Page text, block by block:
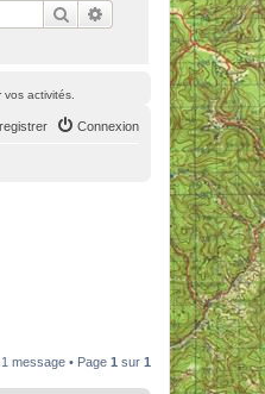
RechercherRecherche avancée
activités.
Connexion
1 message • Page 1 sur 1